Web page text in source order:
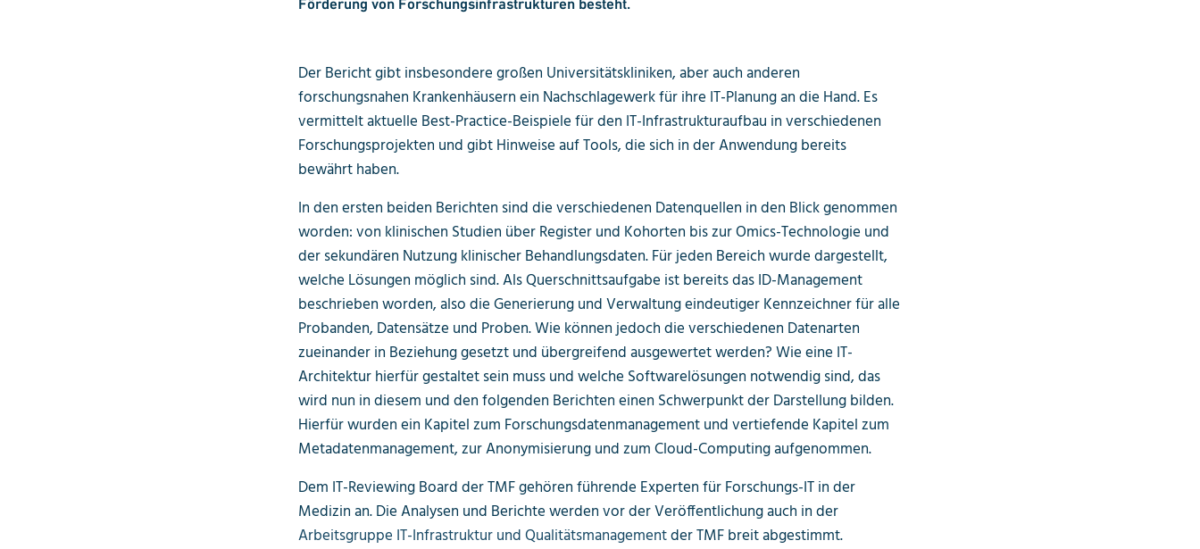
Der Bericht gibt insbesondere großen Universitäts­kliniken, aber auch anderen
forschungsnahen Krankenhäusern ein Nachschlagewerk für ihre IT-Planung an die Hand. Es
vermittelt aktuelle Best-Practice-Beispiele für den IT-Infrastrukturaufbau in verschiedenen
Forschungsprojekten und gibt Hinweise auf Tools, die sich in der Anwendung bereits
bewährt haben.
In den ersten beiden Berichten sind die verschiedenen Datenquellen in den Blick genommen
worden: von klinischen Studien über Register und Kohorten bis zur Omics-Technologie und
der sekundären Nutzung klinischer Behandlungsdaten. Für jeden Bereich wurde dargestellt,
welche Lösungen möglich sind. Als Querschnittsaufgabe ist bereits das ID-Management
beschrieben worden, also die Generierung und Verwaltung eindeutiger Kennzeichner für alle
Probanden, Datensätze und Proben. Wie können jedoch die verschiedenen Datenarten
zueinander in Beziehung gesetzt und übergreifend ausgewertet werden? Wie eine IT-
Architektur hierfür gestaltet sein muss und welche Softwarelösungen notwendig sind, das
wird nun in diesem und den folgenden Berichten einen Schwerpunkt der Darstellung bilden.
Hierfür wurden ein Kapitel zum Forschungsdaten­management und vertiefende Kapitel zum
Metadatenmanagement, zur Anonymisierung und zum Cloud-Computing aufgenommen.
Dem IT-Reviewing Board der TMF gehören führende Experten für Forschungs-IT in der
Medizin an. Die Analysen und Berichte werden vor der Veröffentlichung auch in der
Arbeitsgruppe IT-Infrastruktur und Qualitätsmanagementder TMF breit abgestimmt.